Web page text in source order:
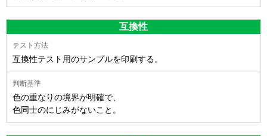
互換性
互換性テスト用のサンプルを印刷する。
色の重なりの境界が明確で、
色同士のにじみがないこと。